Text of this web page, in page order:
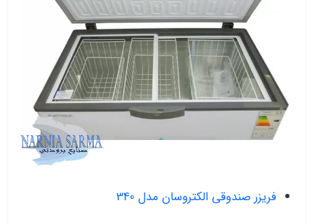
فریزر صندوقی الکتروسان مدل 340